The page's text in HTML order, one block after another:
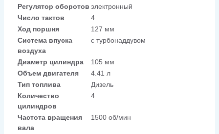
Регулятор оборотов электронный
Число тактов
4
Ход поршня
127 мм
Система впуска
воздуха
с турбонаддувом
Диаметр цилиндра
105 мм
Объем двигателя
4.41 л
Тип топлива
Дизель
Количество
цилиндров
4
Частота вращения
вала
1500 об/мин